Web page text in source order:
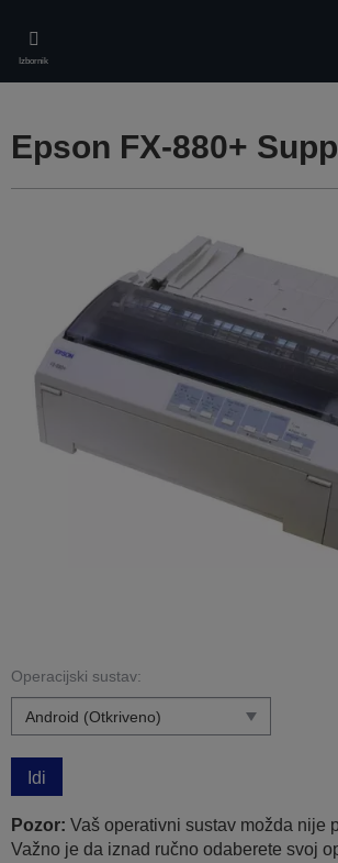
main
content
Izbornik
Epson FX-880+
Operacijski sustav:
Idi
Pozor: Vaš operativni sustav možda nije
Važno je da iznad ručno odaberete svoj